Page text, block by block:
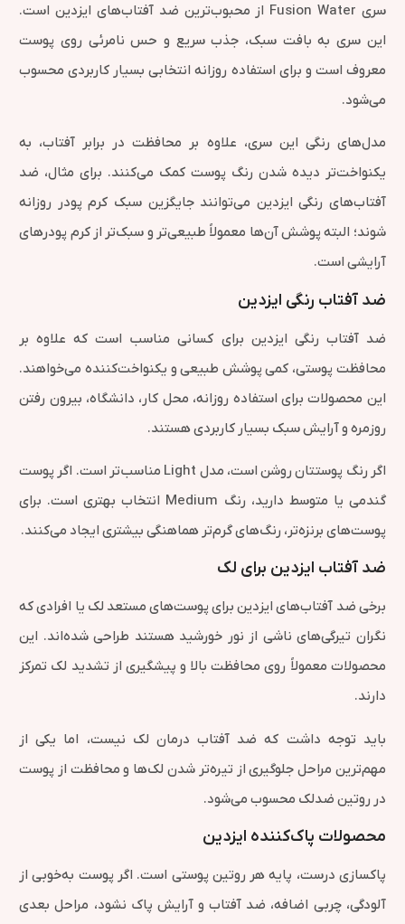
سری Fusion Water از محبوب‌ترین ضد آفتاب‌های ایزدین است.
این سری به بافت سبک، جذب سریع و حس نامرئی روی پوست
معروف است و برای استفاده روزانه انتخابی بسیار کاربردی محسوب
می‌شود.
مدل‌های رنگی این سری، علاوه بر محافظت در برابر آفتاب، به
یکنواخت‌تر دیده شدن رنگ پوست کمک می‌کنند. برای مثال، ضد
آفتاب‌های رنگی ایزدین می‌توانند جایگزین سبک کرم پودر روزانه
شوند؛ البته پوشش آن‌ها معمولاً طبیعی‌تر و سبک‌تر از کرم پودرهای
آرایشی است.
ضد آفتاب رنگی ایزدین
ضد آفتاب رنگی ایزدین برای کسانی مناسب است که علاوه بر
محافظت پوستی، کمی پوشش طبیعی و یکنواخت‌کننده می‌خواهند.
این محصولات برای استفاده روزانه، محل کار، دانشگاه، بیرون رفتن
روزمره و آرایش سبک بسیار کاربردی هستند.
اگر رنگ پوستتان روشن است، مدل Light مناسب‌تر است. اگر پوست
گندمی یا متوسط دارید، رنگ Medium انتخاب بهتری است. برای
پوست‌های برنزه‌تر، رنگ‌های گرم‌تر هماهنگی بیشتری ایجاد می‌کنند.
ضد آفتاب ایزدین برای لک
برخی ضد آفتاب‌های ایزدین برای پوست‌های مستعد لک یا افرادی که
نگران تیرگی‌های ناشی از نور خورشید هستند طراحی شده‌اند. این
محصولات معمولاً روی محافظت بالا و پیشگیری از تشدید لک تمرکز
دارند.
باید توجه داشت که ضد آفتاب درمان لک نیست، اما یکی از
مهم‌ترین مراحل جلوگیری از تیره‌تر شدن لک‌ها و محافظت از پوست
در روتین ضدلک محسوب می‌شود.
محصولات پاک‌کننده ایزدین
پاکسازی درست، پایه هر روتین پوستی است. اگر پوست به‌خوبی از
آلودگی، چربی اضافه، ضد آفتاب و آرایش پاک نشود، مراحل بعدی